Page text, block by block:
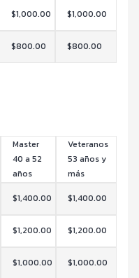
$1,000.00
$1,000.00
$800.00 $800.00
Master
40 a 52
años
Veteranos
53 años y
más
$1,400.00
$1,400.00
$1,200.00
$1,200.00
$1,000.00 $1,000.00